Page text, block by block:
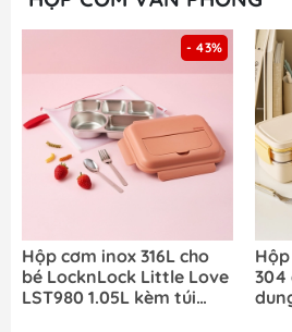
- 43%
Hộp cơm inox 316L cho
bé LocknLock Little Love
LST980 1.05L kèm túi
304